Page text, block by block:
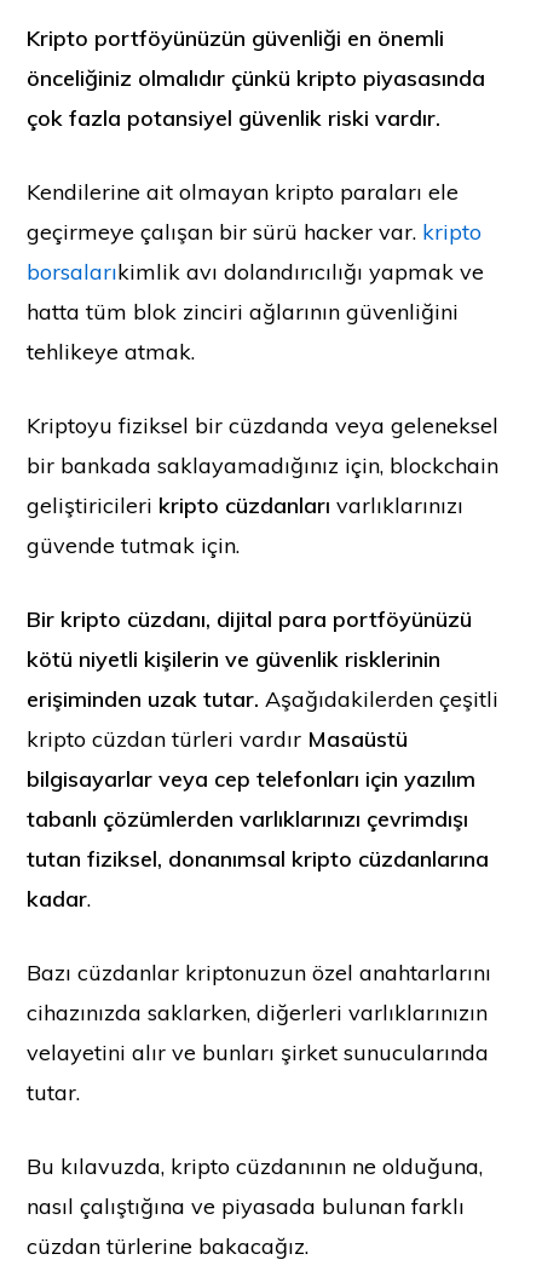
Kripto portföyünüzün güvenliği en önemli
önceliğiniz olmalıdır çünkü kripto piyasasında
çok fazla potansiyel güvenlik riski vardır.
Kendilerine ait olmayan kripto paraları ele
geçirmeye çalışan bir sürü hacker var. kripto
borsalarıkimlik avı dolandırıcılığı yapmak ve
hatta tüm blok zinciri ağlarının güvenliğini
tehlikeye atmak.
Kriptoyu fiziksel bir cüzdanda veya geleneksel
bir bankada saklayamadığınız için, blockchain
geliştiricileri kripto cüzdanları varlıklarınızı
güvende tutmak için.
Bir kripto cüzdanı, dijital para portföyünüzü
kötü niyetli kişilerin ve güvenlik risklerinin
erişiminden uzak tutar. Aşağıdakilerden çeşitli
kripto cüzdan türleri vardır Masaüstü
bilgisayarlar veya cep telefonları için yazılım
tabanlı çözümlerden varlıklarınızı çevrimdışı
tutan fiziksel, donanımsal kripto cüzdanlarına
kadar.
Bazı cüzdanlar kriptonuzun özel anahtarlarını
cihazınızda saklarken, diğerleri varlıklarınızın
velayetini alır ve bunları şirket sunucularında
tutar.
Bu kılavuzda, kripto cüzdanının ne olduğuna,
nasıl çalıştığına ve piyasada bulunan farklı
cüzdan türlerine bakacağız.